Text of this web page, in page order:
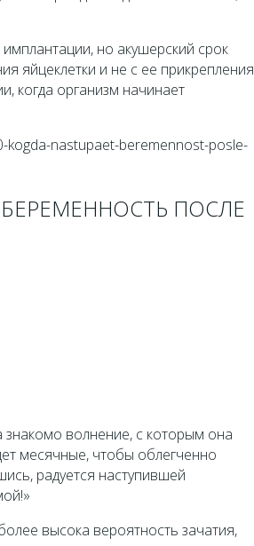
но акушерский срок
яйцеклетки и не с ее прикрепления
когда организм начинает
kogda-nastupaet-beremennost-posle-
ПОСЛЕ
волнение, с которым она
месячные, чтобы облегченно
радуется наступившей
высока вероятность зачатия,